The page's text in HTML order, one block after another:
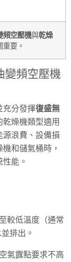
頻空壓機與乾燥
要。
變頻空壓機
充分發揮復盛無
燥機類型適用
浪費、設備損
和儲氣桶時，
能。
較低溫度（通常
排出。
氣露點要求不高